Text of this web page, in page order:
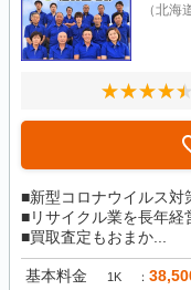
（北海
■新型コロナウイルス対
■リサイクル業を長年経
■買取査定もおまか...
基本料金 1K